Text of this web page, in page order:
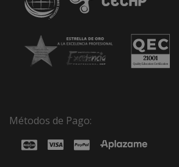
Métodos de Pago: